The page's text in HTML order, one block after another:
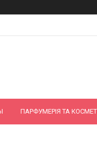
ПАРФУМЕРІЯ ТА